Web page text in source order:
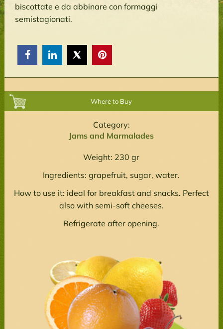
biscottate e da abbinare con formaggi
semistagionati.
  
Where to Buy
Category:
Jams and Marmalades
Weight: 230 gr
Ingredients: grapefruit, sugar, water.
How to use it: ideal for breakfast and snacks. Perfect
also with semi-soft cheeses.
Refrigerate after opening.